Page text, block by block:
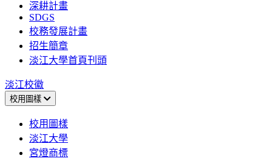
深耕計畫
SDGS
校務發展計畫
招生簡章
淡江大學首頁刊頭
淡江校徽
校用圖樣
校用圖樣
淡江大學
宮燈商標